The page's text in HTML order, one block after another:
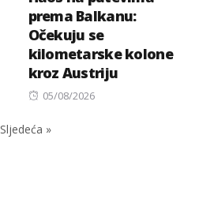
prema Balkanu:
Očekuju se
kilometarske kolone
kroz Austriju
Posted
05/08/2026
Sljedeća »